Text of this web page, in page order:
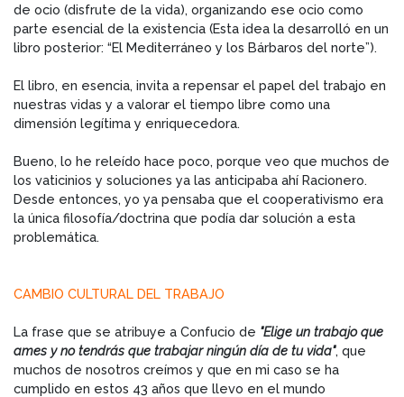
de ocio (disfrute de la vida), organizando ese ocio como
parte esencial de la existencia (Esta idea la desarrolló en un
libro posterior: “El Mediterráneo y los Bárbaros del norte”).
El libro, en esencia, invita a repensar el papel del trabajo en
nuestras vidas y a valorar el tiempo libre como una
dimensión legítima y enriquecedora.
Bueno, lo he releído hace poco, porque veo que muchos de
los vaticinios y soluciones ya las anticipaba ahí Racionero.
Desde entonces, yo ya pensaba que el cooperativismo era
la única filosofía/doctrina que podía dar solución a esta
problemática.
CAMBIO CULTURAL DEL TRABAJO
La frase que se atribuye a Confucio de "Elige un trabajo que
ames y no tendrás que trabajar ningún día de tu vida", que
muchos de nosotros creímos y que en mi caso se ha
cumplido en estos 43 años que llevo en el mundo